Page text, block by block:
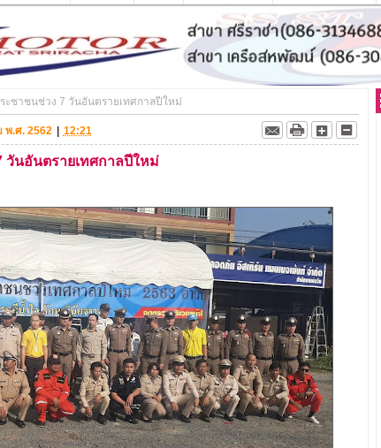
ะชาชนช่วง 7 วันอันตรายเทศกาลปีใหม่
พ.ศ. 2562 12:21
วันอันตรายเทศกาลปีใหม่